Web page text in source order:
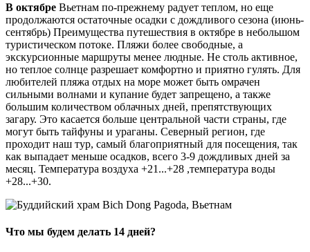
В октябре Вьетнам по-прежнему радует теплом, но еще
продолжаются остаточные осадки с дождливого сезона (июнь-
сентябрь) Преимущества путешествия в октябре в небольшом
туристическом потоке. Пляжи более свободные, а
экскурсионные маршруты менее людные. Не столь активное,
но теплое солнце разрешает комфортно и приятно гулять. Для
любителей пляжа отдых на море может быть омрачен
сильными волнами и купание будет запрещено, а также
большим количеством облачных дней, препятствующих
загару. Это касается больше центральной части страны, где
могут быть тайфуны и ураганы. Северный регион, где
проходит наш тур, самый благоприятный для посещения, так
как выпадает меньше осадков, всего 3-9 дождливых дней за
месяц. Температура воздуха +21...+28 ,температура воды
+28...+30.
Что мы будем делать 14 дней?